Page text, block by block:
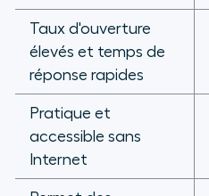
Taux d'ouverture
élevés et temps de
réponse rapides
Pratique et
accessible sans
Internet